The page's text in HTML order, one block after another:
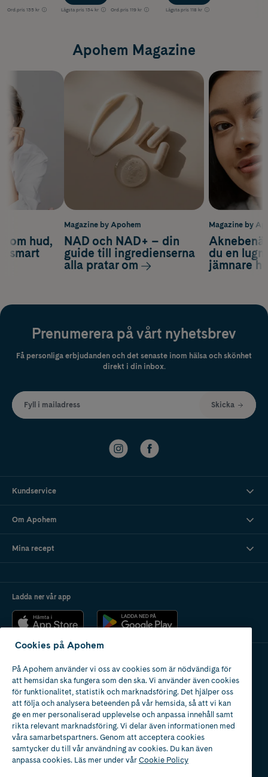
Ord.pris 135 kr Lägsta pris 134 kr Ord.pris 119 kr Lägsta pris 118 kr
Apohem Magazine
Magazine by
du en
jämnare
om hud,
smart
Magazine by Apohem
NAD och NAD+ – din
guide till ingredienserna
alla pratar om
Prenumerera på vårt nyhetsbrev
Få personliga erbjudanden och det senaste inom hälsa och skönhet
direkt i din inbox.
Fyll i mailadress Skicka
Kundservice
Om Apohem
Mina recept
Ladda ner vår app
Apotek med tillstånd
av Läkemedelsverket
2024
Cookies på Apohem
På Apohem använder vi oss av cookies som är nödvändiga för
att hemsidan ska fungera som den ska. Vi använder även cookies
för funktionalitet, statistik och marknadsföring. Det hjälper oss
att följa och analysera beteenden på vår hemsida, så att vi kan
ge en mer personaliserad upplevelse och anpassa innehåll samt
rikta relevant marknadsföring. Vi delar även informationen med
våra samarbetspartners. Genom att acceptera cookies
samtycker du till vår användning av cookies. Du kan även
anpassa cookies. Läs mer under vårCookie Policy